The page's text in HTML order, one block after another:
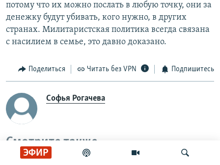
ЭФИР
потому что их можно послать в любую точку, они за
денежку будут убивать, кого нужно, в других
странах. Милитаристская политика всегда связана
с насилием в семье, это давно доказано.
Поделиться Читать без VPN Подпишитесь
Софья Рогачева
Смотрите также